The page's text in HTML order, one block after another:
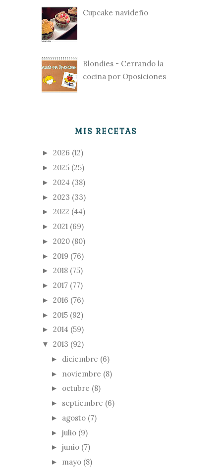
Cupcake navideño
Blondies - Cerrando la
cocina por Oposiciones
MIS RECETAS
► 2026 (12)
► 2025 (25)
► 2024 (38)
► 2023 (33)
► 2022 (44)
► 2021 (69)
► 2020 (80)
► 2019 (76)
► 2018 (75)
► 2017 (77)
► 2016 (76)
► 2015 (92)
► 2014 (59)
▼ 2013 (92)
► diciembre (6)
► noviembre (8)
► octubre (8)
► septiembre (6)
► agosto (7)
► julio (9)
► junio (7)
► mayo (8)